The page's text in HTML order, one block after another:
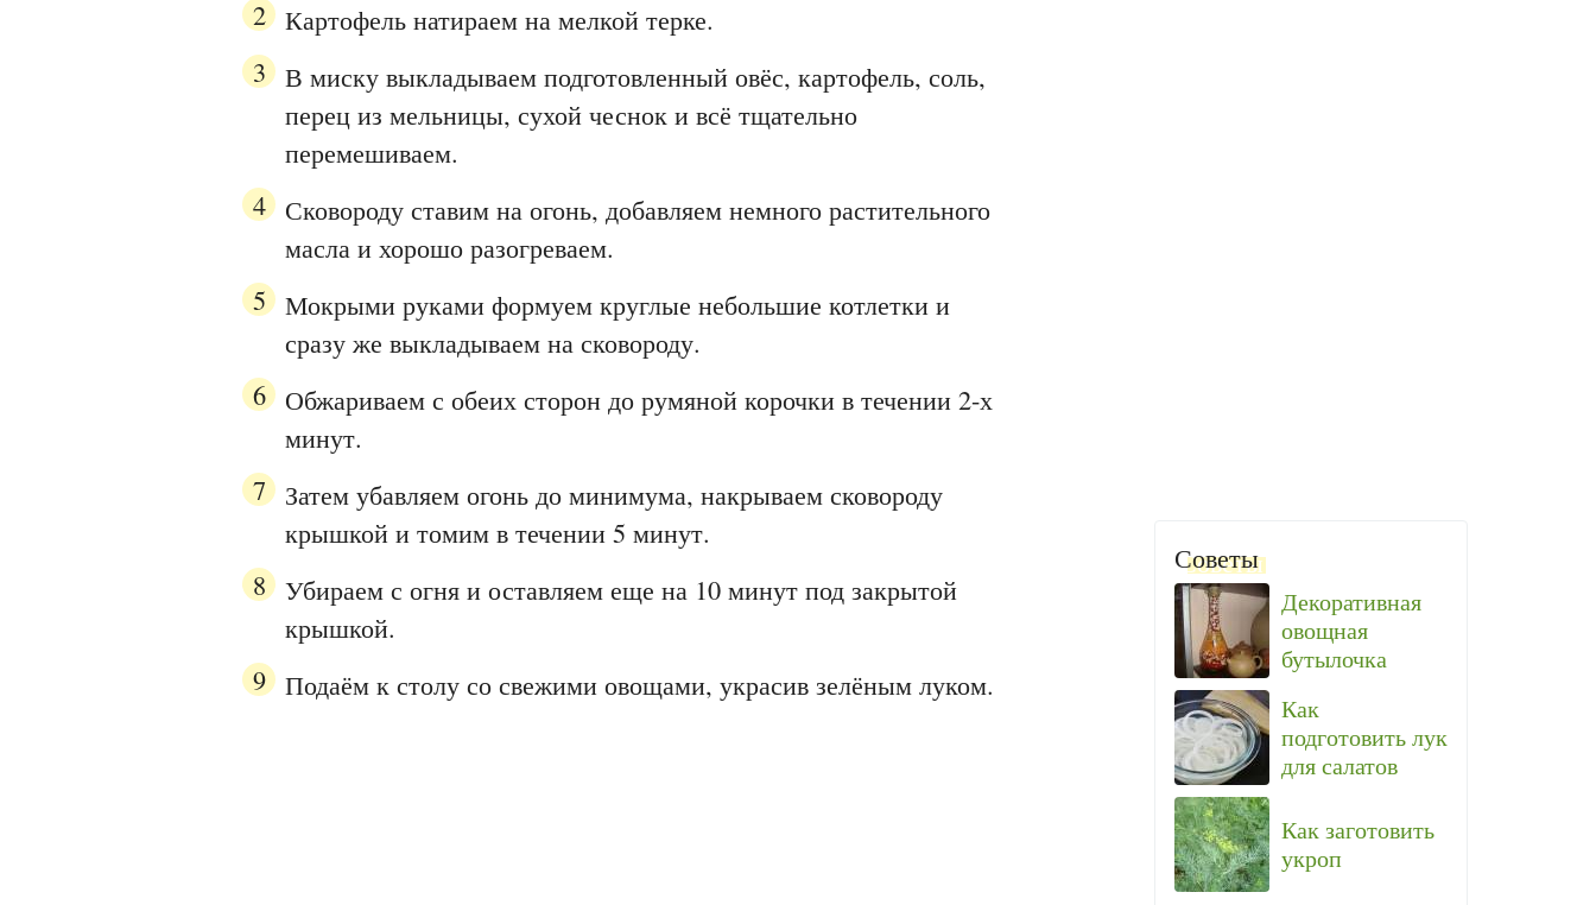
Картофель натираем на мелкой терке.
В миску выкладываем подготовленный овёс, картофель, соль,
перец из мельницы, сухой чеснок и всё тщательно
перемешиваем.
Сковороду ставим на огонь, добавляем немного растительного
масла и хорошо разогреваем.
Мокрыми руками формуем круглые небольшие котлетки и
сразу же выкладываем на сковороду.
Обжариваем с обеих сторон до румяной корочки в течении 2-х
минут.
Затем убавляем огонь до минимума, накрываем сковороду
крышкой и томим в течении 5 минут.
Убираем с огня и оставляем еще на 10 минут под закрытой
крышкой.
Подаём к столу со свежими овощами, украсив зелёным луком.
Советы
Декоративная
овощная
бутылочка
Как
подготовить лук
для салатов
Как заготовить
укроп